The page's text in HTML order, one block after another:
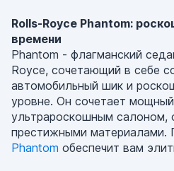
Rolls-Royce Phantom:
времени
Phantom - флагманский
Royce, сочетающий в себе
автомобильный шик и
уровне. Он сочетает
ультрароскошным салоном,
престижными материалами.
Phantom обеспечит вам